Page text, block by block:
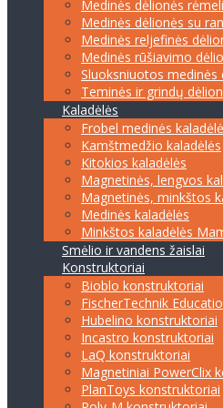
Medinės dėlionės
Medinės dėlionės su
Medinės reljefinės
Medinės rūšiavimo
Sluoksniuotos medinės
Teminės ir grindų
Kaladėlės
Frobel medinės
Kamštmedžio kaladėlės
Kitokios kaladėlės
Magnetinės, lengvos
Magnetinės, minkštos
Medinės kaladėlės
Minkštos kaladėlės
Smėlio ir vandens žaislai
Konstruktoriai
Bioblo konstruktoriai
FischerTechnik
Hubelino konstruktoriai
Incastro konstruktoriai
LaQ konstruktoriai
Magnetiniai PowerClix
PlanToys konstruktoriai